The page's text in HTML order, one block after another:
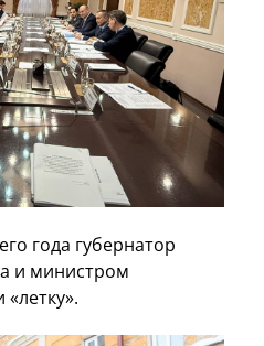
года губернатор
и министром